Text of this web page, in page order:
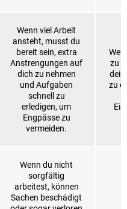
Wenn viel Arbeit
ansteht, musst du
bereit sein, extra
Anstrengungen auf
dich zu nehmen
und Aufgaben
schnell zu
erledigen, um
Engpässe zu
vermeiden.
zu
zu
Wenn du nicht
sorgfältig
arbeitest, können
Sachen beschädigt